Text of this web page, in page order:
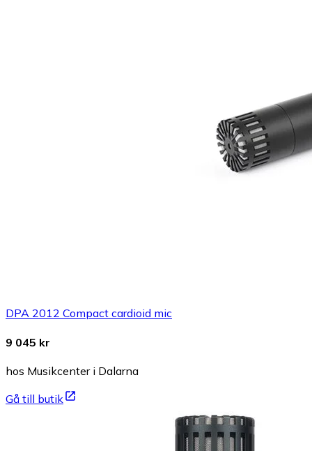
DPA 2012 Compact cardioid mic
9 045 kr
hos Musikcenter i Dalarna
Gå till butik